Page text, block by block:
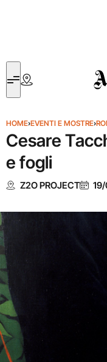
HOME›EVENTI E MOSTRE›
Cesare
e fogli
Z2O PROJECT